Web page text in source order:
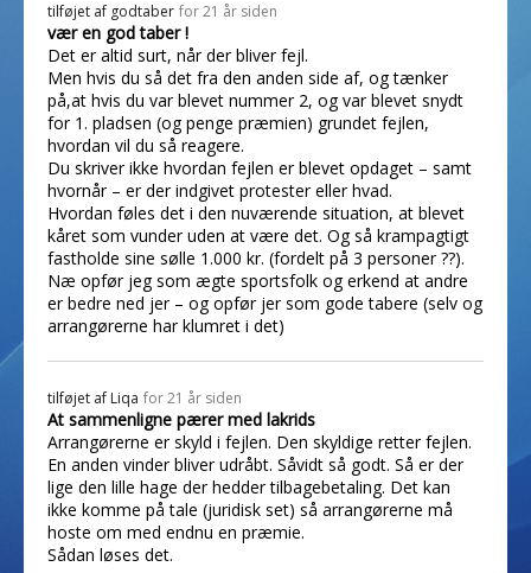
tilføjet af godtaber for 21 år siden
vær en god taber !
Det er altid surt, når der bliver fejl.
Men hvis du så det fra den anden side af, og tænker
på,at hvis du var blevet nummer 2, og var blevet snydt
for 1. pladsen (og penge præmien) grundet fejlen,
hvordan vil du så reagere.
Du skriver ikke hvordan fejlen er blevet opdaget – samt
hvornår – er der indgivet protester eller hvad.
Hvordan føles det i den nuværende situation, at blevet
kåret som vunder uden at være det. Og så krampagtigt
fastholde sine sølle 1.000 kr. (fordelt på 3 personer ??).
Næ opfør jeg som ægte sportsfolk og erkend at andre
er bedre ned jer – og opfør jer som gode tabere (selv og
arrangørerne har klumret i det)
tilføjet af Liqa for 21 år siden
At sammenligne pærer med lakrids
Arrangørerne er skyld i fejlen. Den skyldige retter fejlen.
En anden vinder bliver udråbt. Såvidt så godt. Så er der
lige den lille hage der hedder tilbagebetaling. Det kan
ikke komme på tale (juridisk set) så arrangørerne må
hoste om med endnu en præmie.
Sådan løses det.